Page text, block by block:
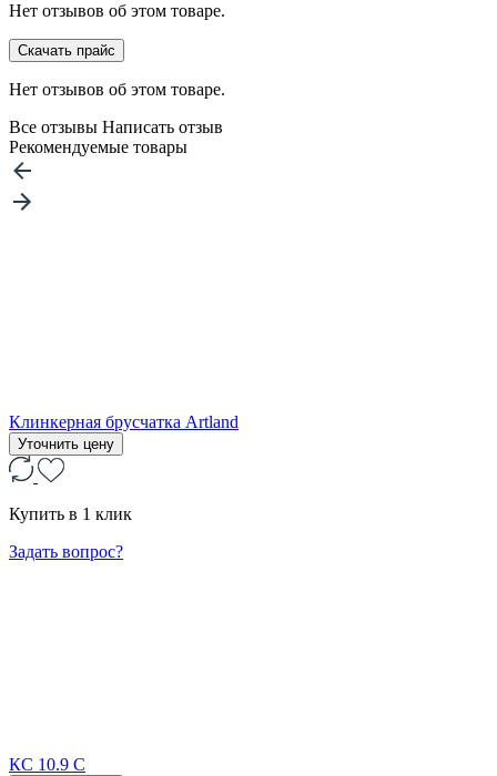
Нет отзывов об этом товаре.
Скачать прайс
Нет отзывов об этом товаре.
Все отзывы Написать отзыв
Рекомендуемые товары
Клинкерная брусчатка Artland
Уточнить цену
Купить в 1 клик
Задать вопрос?
КС 10.9 С